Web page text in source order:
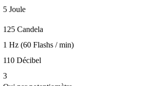
5 Joule
125 Candela
1 Hz (60 Flashs / min)
110 Décibel
3